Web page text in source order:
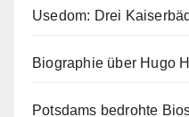
Usedom: Drei
Biographie über Hugo
Potsdams bedrohte